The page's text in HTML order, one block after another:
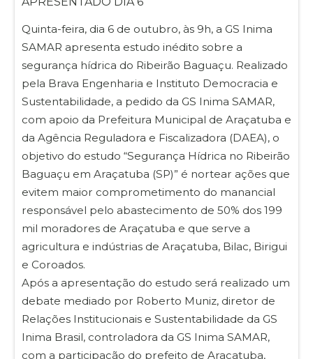
Quinta-feira, dia 6 de outubro, às 9h, a GS Inima
SAMAR apresenta estudo inédito sobre a
segurança hídrica do Ribeirão Baguaçu. Realizado
pela Brava Engenharia e Instituto Democracia e
Sustentabilidade, a pedido da GS Inima SAMAR,
com apoio da Prefeitura Municipal de Araçatuba e
da Agência Reguladora e Fiscalizadora (DAEA), o
objetivo do estudo “Segurança Hídrica no Ribeirão
Baguaçu em Araçatuba (SP)” é nortear ações que
evitem maior comprometimento do manancial
responsável pelo abastecimento de 50% dos 199
mil moradores de Araçatuba e que serve a
agricultura e indústrias de Araçatuba, Bilac, Birigui
e Coroados.
Após a apresentação do estudo será realizado um
debate mediado por Roberto Muniz, diretor de
Relações Institucionais e Sustentabilidade da GS
Inima Brasil, controladora da GS Inima SAMAR,
com a participação do prefeito de Araçatuba,